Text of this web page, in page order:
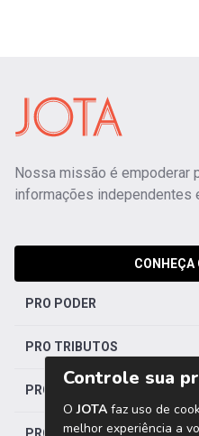
Nossa missão é empoderar
informações independentes
CONHEÇA
PRO PODER
PRO TRIBUTOS
PRO TRABALHISTA